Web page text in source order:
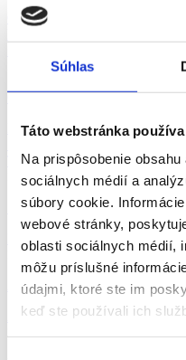
Súhlas
Táto webstránka
Na prispôsobenie
sociálnych médií a
súbory cookie.
webové stránky,
oblasti sociálnych médií,
môžu príslušné
údajmi, ktoré ste im
keď ste používali ich
Celá SR
Ok. Prešov
Bardejov Humenné Kežmarok
Topľou
Prešov
Administratíva
Administratíva Manuálna
>